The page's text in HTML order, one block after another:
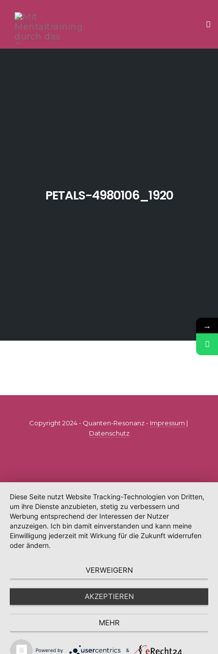
PETALS-4980106_1920
Copyright 2024 - Quanten-Resonanz - Impressum |
Datenschutz
→
Diese Seite nutzt Website Tracking-Technologien von Dritten,
um ihre Dienste anzubieten, stetig zu verbessern und
Werbung entsprechend der Interessen der Nutzer
anzuzeigen. Ich bin damit einverstanden und kann meine
Einwilligung jederzeit mit Wirkung für die Zukunft widerrufen
oder ändern.
VERWEIGERN
AKZEPTIEREN
MEHR
Powered by &